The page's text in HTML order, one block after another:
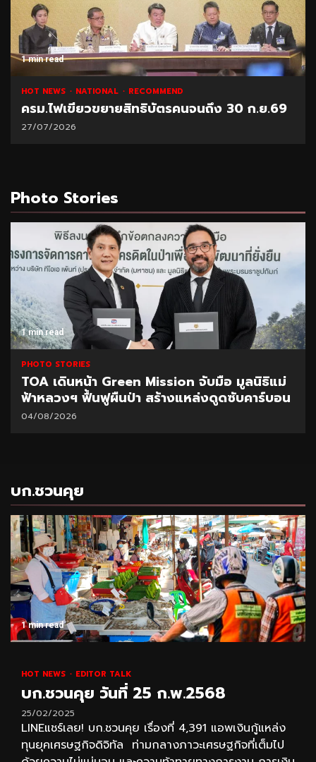
1 min read
HOT NEWS NATIONAL RECOMMEND
ครม.ไฟเขียวขยายสิทธิบัตรคนจนถึง 30 ก.ย.69
27/07/2026
Photo Stories
1 min read
PHOTO STORIES
TOA เดินหน้า Green Mission จับมือ มูลนิธิแม่
ฟ้าหลวงฯ ฟื้นฟูผืนป่า สร้างแหล่งดูดซับคาร์บอน
04/08/2026
บก.ชวนคุย
1 min read
HOT NEWS EDITOR TALK
บก.ชวนคุย วันที่ 25 ก.พ.2568
25/02/2025
LINEแชร์เลย! บก.ชวนคุย เรื่องที่ 4,391 แอพเงินกู้แหล่ง
ทุนยุคเศรษฐกิจดิจิทัล ท่ามกลางภาวะเศรษฐกิจที่เต็มไป